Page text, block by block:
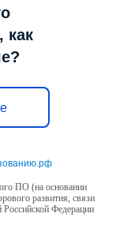
как
ПО (на основании
развития, связи
Федерации